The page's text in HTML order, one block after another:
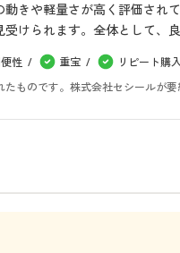
きや軽量さが高く評価さ
けられます。全体として、
性 重宝
リピート購
ものです。株式会社セシールが